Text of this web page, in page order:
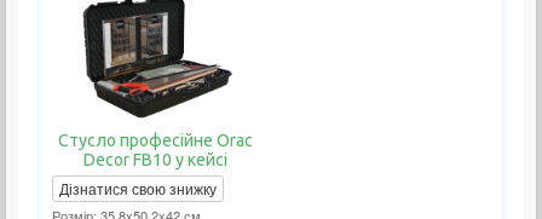
Стусло професійне Orac
Decor FB10 у кейсі
Дізнатися свою знижку